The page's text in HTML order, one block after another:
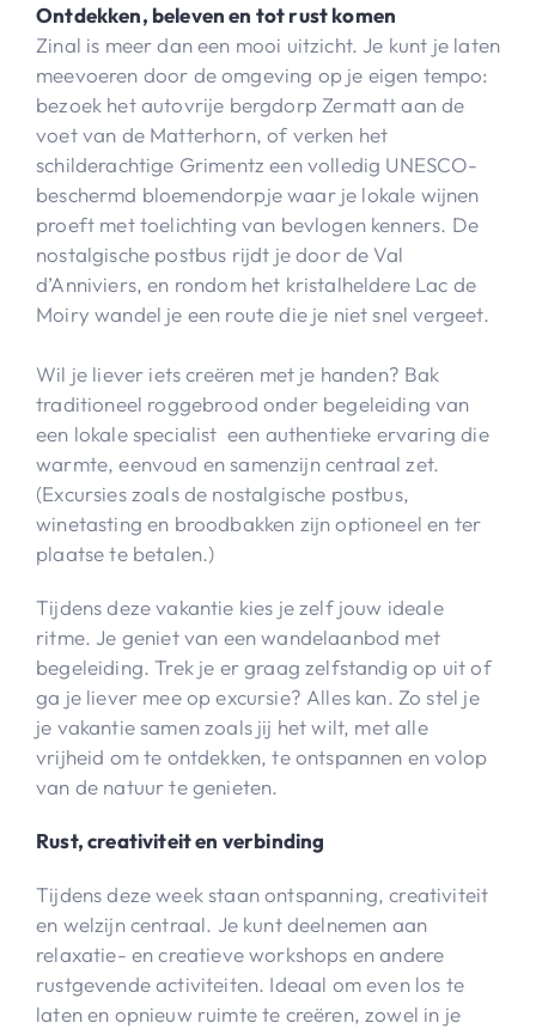
Ontdekken, beleven en tot rust komen​
Zinal is meer dan een mooi uitzicht. Je kunt je laten
meevoeren door de omgeving op je eigen tempo:
bezoek het autovrije bergdorp Zermatt aan de
voet van de Matterhorn, of verken het
schilderachtige Grimentz een volledig UNESCO-
beschermd bloemendorpje waar je lokale wijnen
proeft met toelichting van bevlogen kenners. De
nostalgische postbus rijdt je door de Val
d’Anniviers, en rondom het kristalheldere Lac de
Moiry wandel je een route die je niet snel vergeet.​
Wil je liever iets creëren met je handen? Bak
traditioneel roggebrood onder begeleiding van
een lokale specialist een authentieke ervaring die
warmte, eenvoud en samenzijn centraal zet.​
(Excursies zoals de nostalgische postbus,
winetasting en broodbakken zijn optioneel en ter
plaatse te betalen.)​
Tijdens deze vakantie kies je zelf jouw ideale
ritme. Je geniet van een wandelaanbod met
begeleiding. Trek je er graag zelfstandig op uit of
ga je liever mee op excursie? Alles kan. Zo stel je
je vakantie samen zoals jij het wilt, met alle
vrijheid om te ontdekken, te ontspannen en volop
van de natuur te genieten.
Rust, creativiteit en verbinding​
Tijdens deze week staan ontspanning, creativiteit
en welzijn centraal. Je kunt deelnemen aan
relaxatie- en creatieve workshops en andere
rustgevende activiteiten. Ideaal om even los te
laten en opnieuw ruimte te creëren, zowel in je